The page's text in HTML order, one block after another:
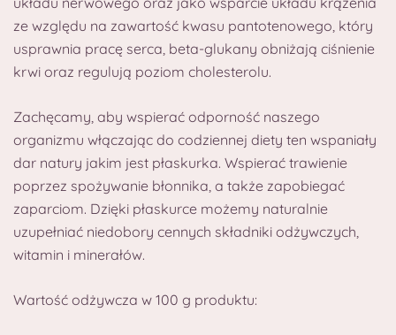
ze względu na zawartość kwasu pantotenowego, który
usprawnia pracę serca, beta-glukany obniżają ciśnienie
krwi oraz regulują poziom cholesterolu.
Zachęcamy, aby wspierać odporność naszego
organizmu włączając do codziennej diety ten wspaniały
dar natury jakim jest płaskurka. Wspierać trawienie
poprzez spożywanie błonnika, a także zapobiegać
zaparciom. Dzięki płaskurce możemy naturalnie
uzupełniać niedobory cennych składniki odżywczych,
witamin i minerałów.
Wartość odżywcza w 100 g produktu: